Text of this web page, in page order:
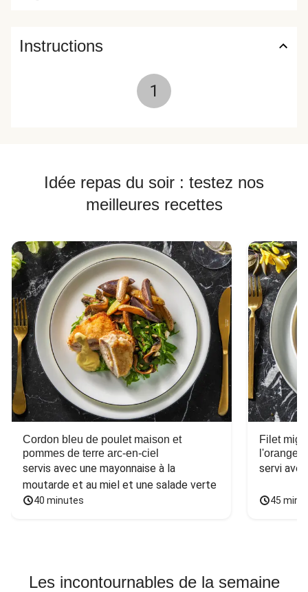
Instructions
1
Idée repas du soir : testez nos
meilleures recettes
Cordon bleu de poulet maison et
pommes de terre arc-en-ciel
servis avec une mayonnaise à la
moutarde et au miel et une salade verte
40 minutes
Filet
l'orange
servi
45
Les incontournables de la semaine